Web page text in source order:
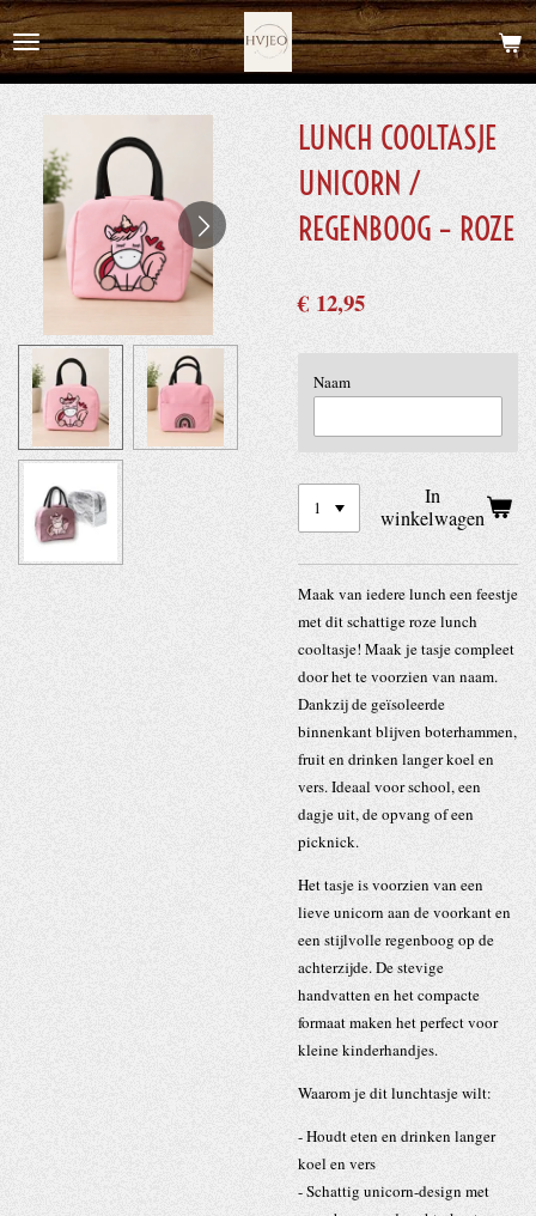
Ga
direct
naar
LUNCH COOLTASJE
UNICORN /
REGENBOOG – ROZE
€ 12,95
Naam
In
winkelwagen
Maak van iedere lunch een feestje
met dit schattige roze lunch
cooltasje! Maak je tasje compleet
door het te voorzien van naam.
Dankzij de geïsoleerde
binnenkant blijven boterhammen,
fruit en drinken langer koel en
vers. Ideaal voor school, een
dagje uit, de opvang of een
picknick.
Het tasje is voorzien van een
lieveunicorn aan de voorkant en
een stijlvolleregenboogop de
achterzijde. De stevige
handvatten en het compacte
formaat maken het perfect voor
kleine kinderhandjes.
Waarom je dit lunchtasje wilt:
- Houdt eten en drinken langer
koel en vers
- Schattig unicorn-design met